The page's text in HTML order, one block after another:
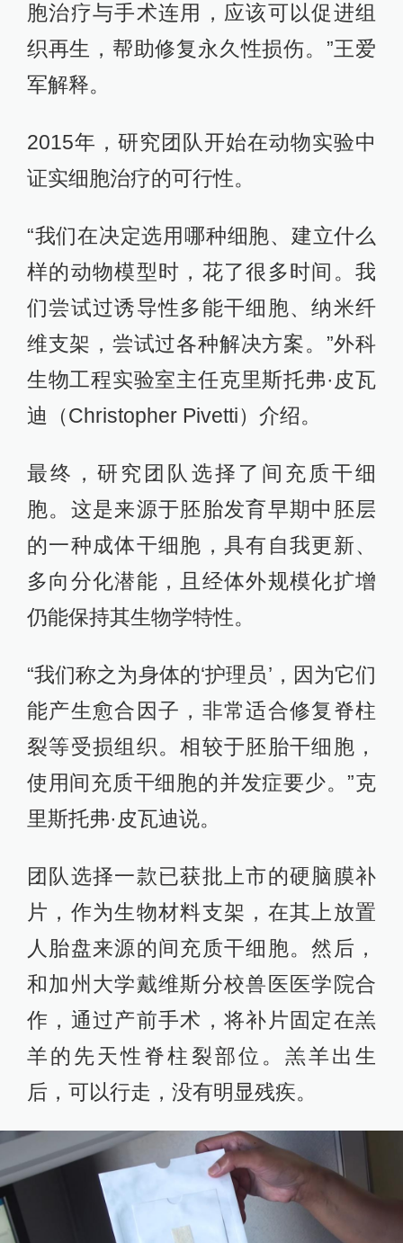
胞治疗与手术连用，应该可以促进组
织再生，帮助修复永久性损伤。”王爱
军解释。
2015年，研究团队开始在动物实验中
证实细胞治疗的可行性。
“我们在决定选用哪种细胞、建立什么
样的动物模型时，花了很多时间。我
们尝试过诱导性多能干细胞、纳米纤
维支架，尝试过各种解决方案。”外科
生物工程实验室主任克里斯托弗·皮瓦
迪（Christopher Pivetti）介绍。
最终，研究团队选择了间充质干细
胞。这是来源于胚胎发育早期中胚层
的一种成体干细胞，具有自我更新、
多向分化潜能，且经体外规模化扩增
仍能保持其生物学特性。
“我们称之为身体的‘护理员’，因为它们
能产生愈合因子，非常适合修复脊柱
裂等受损组织。相较于胚胎干细胞，
使用间充质干细胞的并发症要少。”克
里斯托弗·皮瓦迪说。
团队选择一款已获批上市的硬脑膜补
片，作为生物材料支架，在其上放置
人胎盘来源的间充质干细胞。然后，
和加州大学戴维斯分校兽医医学院合
作，通过产前手术，将补片固定在羔
羊的先天性脊柱裂部位。羔羊出生
后，可以行走，没有明显残疾。